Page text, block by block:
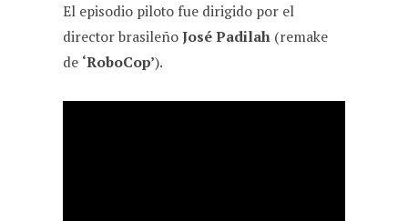
El episodio piloto fue dirigido por el
director brasileñoJosé Padilah (remake
de ‘RoboCop’).